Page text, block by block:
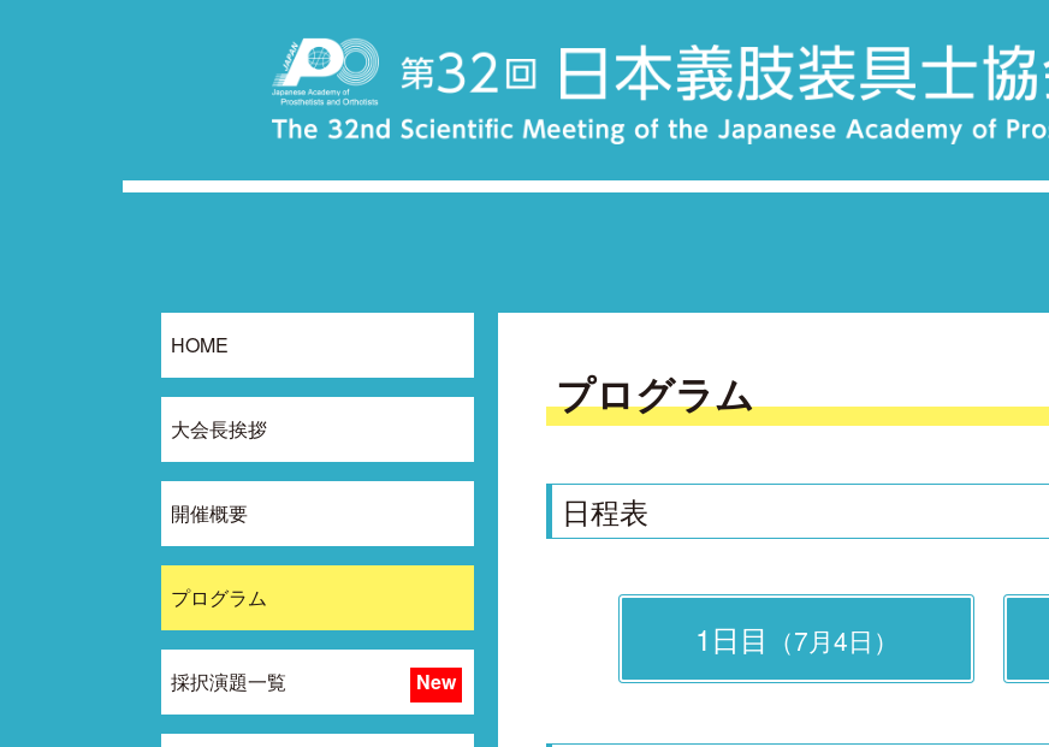
HOME
大会長挨拶
開催概要
プログラム
採択演題一覧
プログラム
日程表
1日目 （7月4日）